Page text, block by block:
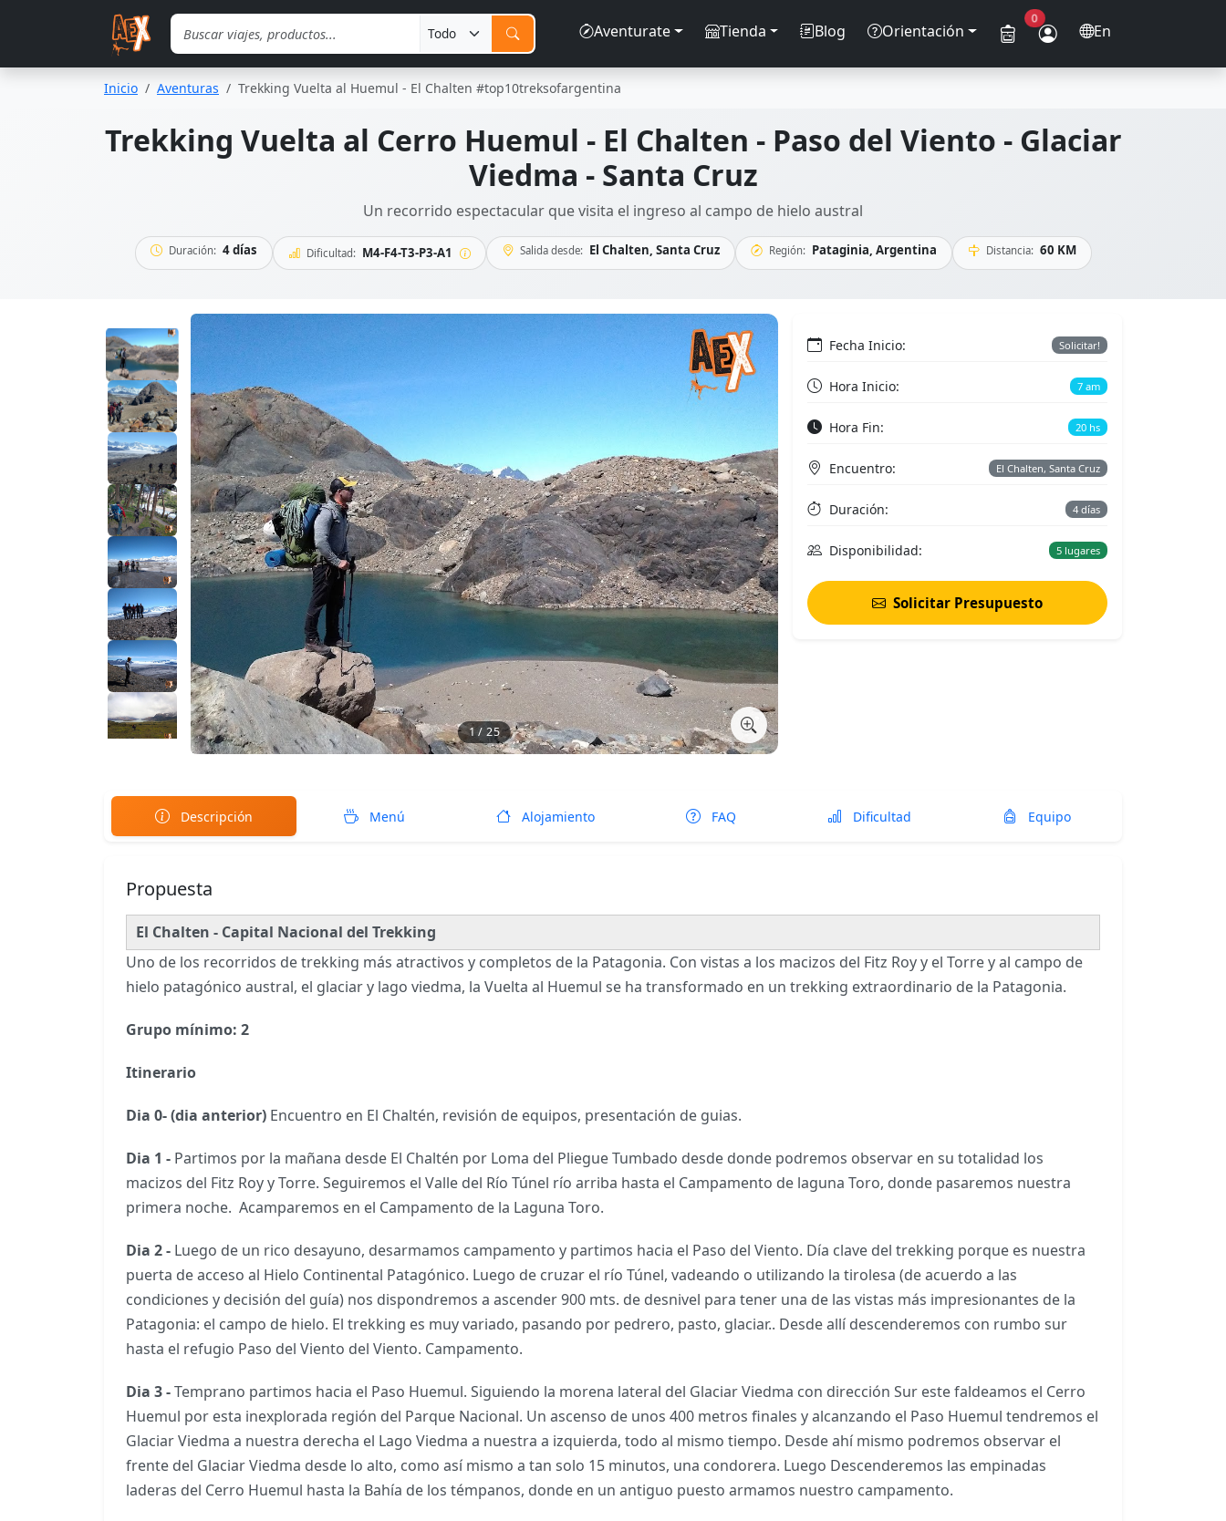
Saltar al contenido principal
Aventurate
Tienda Blog Orientación
0
En
Inicio Aventuras Trekking Vuelta al Huemul - El Chalten #top10treksofargentina
Trekking Vuelta al Cerro Huemul - El Chalten - Paso del Viento - Glaciar
Viedma - Santa Cruz
Un recorrido espectacular que visita el ingreso al campo de hielo austral
Duración: 4 días Dificultad: M4-F4-T3-P3-A1 Salida desde: El Chalten, Santa Cruz Región: Pataginia, Argentina Distancia: 60 KM
1 / 25
Fecha Inicio: Solicitar!
Hora Inicio: 7 am
Hora Fin: 20 hs
Encuentro: El Chalten, Santa Cruz
Duración: 4 días
Disponibilidad: 5 lugares
Solicitar Presupuesto
Descripción Menú Alojamiento FAQ Dificultad Equipo
Propuesta
El Chalten - Capital Nacional del Trekking
Uno de los recorridos de trekking más atractivos y completos de la Patagonia. Con vistas a los macizos del Fitz Roy y el Torre y al campo de
hielo patagónico austral, el glaciar y lago viedma, la Vuelta al Huemul se ha transformado en un trekking extraordinario de la Patagonia.
Grupo mínimo: 2
Itinerario
Dia 0- (dia anterior) Encuentro en El Chaltén, revisión de equipos, presentación de guias.
Dia 1 - Partimos por la mañana desde El Chaltén por Loma del Pliegue Tumbado desde donde podremos observar en su totalidad los
macizos del Fitz Roy y Torre. Seguiremos el Valle del Río Túnel río arriba hasta el Campamento de laguna Toro, donde pasaremos nuestra
primera noche. Acamparemos en el Campamento de la Laguna Toro.
Dia 2 - Luego de un rico desayuno, desarmamos campamento y partimos hacia el Paso del Viento. Día clave del trekking porque es nuestra
puerta de acceso al Hielo Continental Patagónico. Luego de cruzar el río Túnel, vadeando o utilizando la tirolesa (de acuerdo a las
condiciones y decisión del guía) nos dispondremos a ascender 900 mts. de desnivel para tener una de las vistas más impresionantes de la
Patagonia: el campo de hielo. El trekking es muy variado, pasando por pedrero, pasto, glaciar.. Desde allí descenderemos con rumbo sur
hasta el refugio Paso del Viento del Viento. Campamento.
Dia 3 -Temprano partimos hacia el Paso Huemul. Siguiendo la morena lateral del Glaciar Viedma con dirección Sur este faldeamos el Cerro
Huemul por esta inexplorada región del Parque Nacional. Un ascenso de unos 400 metros finales y alcanzando el Paso Huemul tendremos el
Glaciar Viedma a nuestra derecha el Lago Viedma a nuestra a izquierda, todo al mismo tiempo. Desde ahí mismo podremos observar el
frente del Glaciar Viedma desde lo alto, como así mismo a tan solo 15 minutos, una condorera. Luego Descenderemos las empinadas
laderas del Cerro Huemul hasta la Bahía de los témpanos, donde en un antiguo puesto armamos nuestro campamento.